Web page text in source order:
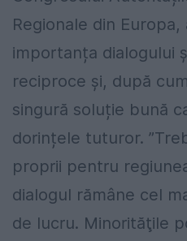
Regionale din Europa,
importanța dialogului
reciproce și, după
singură soluție bună
dorințele tuturor.
proprii pentru
dialogul rămâne cel
de lucru. Minorităţile